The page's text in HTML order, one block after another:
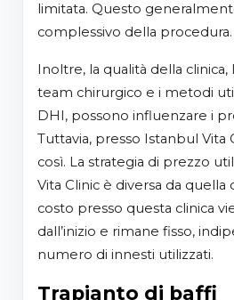
limitata. Questo
complessivo della procedura.
Inoltre, la qualità della clinica, l’esperienza del
team chirurgico e i metodi
DHI, possono influenzare i
Tuttavia, presso Istanbul Vita
così. La strategia di prezzo
Vita Clinic è diversa da quella
costo presso questa clinica
dall’inizio e rimane fisso,
numero di innesti utilizzati.
Trapianto di baffi